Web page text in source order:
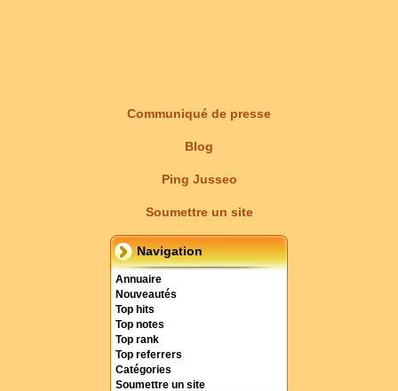
Communiqué de presse
Blog
Ping Jusseo
Soumettre un site
Navigation
Annuaire
Nouveautés
Top hits
Top notes
Top rank
Top referrers
Catégories
Soumettre un site